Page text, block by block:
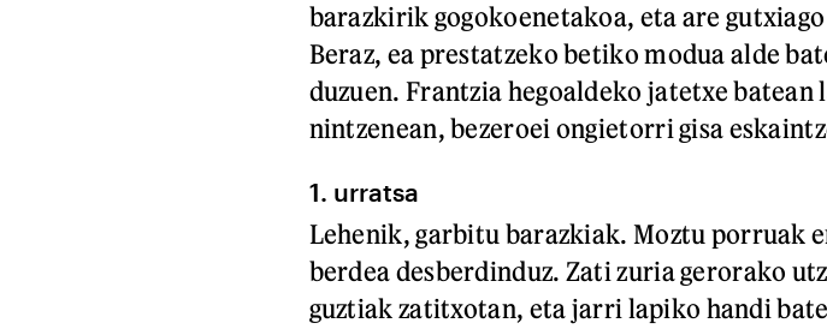
barazkirik gogokoenetakoa, eta are
Beraz, ea prestatzeko betiko modua alde
duzuen. Frantzia hegoaldeko jatetxe batean
nintzenean, bezeroei ongietorri gisa
1. urratsa
Lehenik, garbitu barazkiak. Moztu porruak
berdea desberdinduz. Zati zuria gerorako
guztiak zatitxotan, eta jarri lapiko handi